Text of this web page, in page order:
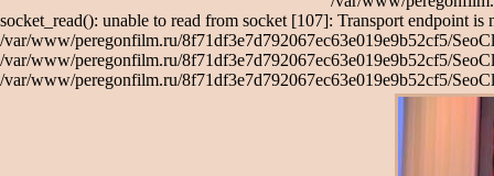
socket_read(): unable to read from socket [107]: Transport endpoint is
/var/www/peregonfilm.ru/8f71df3e7d792067ec63e019e9b52cf5/
/var/www/peregonfilm.ru/8f71df3e7d792067ec63e019e9b52cf5/
/var/www/peregonfilm.ru/8f71df3e7d792067ec63e019e9b52cf5/